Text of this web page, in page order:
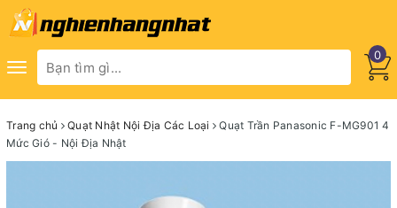
Toggle
0
Trang chủ Quạt Nhật Nội Địa Các Loại
Quạt Trần Panasonic F-MG901 4
Mức Gió - Nội Địa Nhật